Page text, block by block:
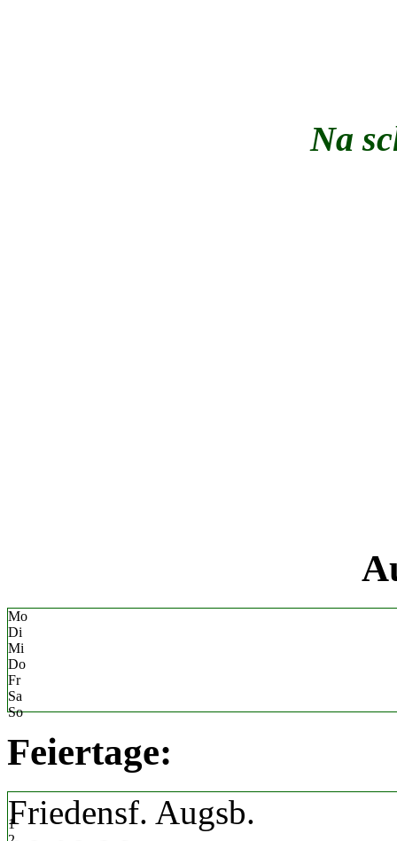
Na
Mo
Di
Mi
Do
Fr
Sa
So
1
Feiertage:
Friedensf. Augsb.